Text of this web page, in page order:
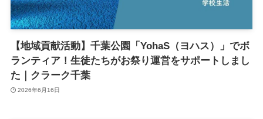
【地域貢献活動】千葉公園「YohaS（ヨハス）」でボ
ランティア！生徒たちがお祭り運営をサポートしまし
た｜クラーク千葉
2026年6月16日